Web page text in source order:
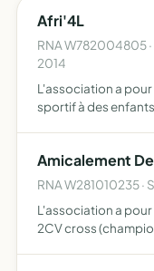
Afri'4L
RNA W782004805
2014
L'association a
sportif à des
fai…
Amicalement
RNA W281010235 ·
L'association a
2CV cross